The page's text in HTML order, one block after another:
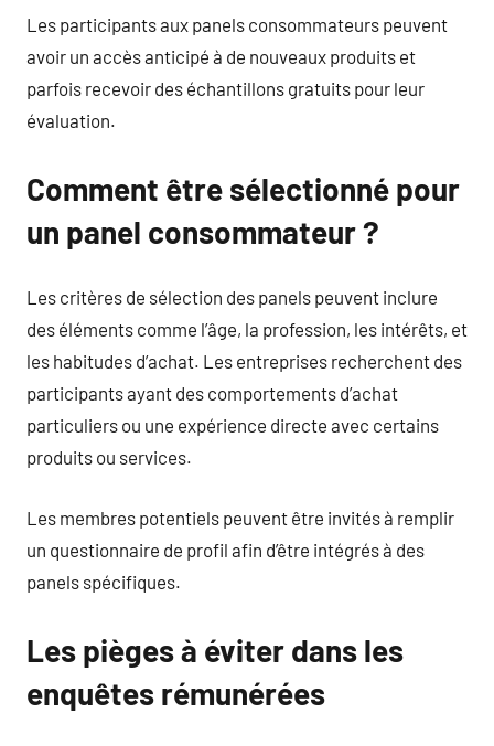
Les participants aux panels consommateurs peuvent
avoir un accès anticipé à de nouveaux produits et
parfois recevoir des échantillons gratuits pour leur
évaluation.
Comment être sélectionné pour
un panel consommateur ?
Les critères de sélection des panels peuvent inclure
des éléments comme l’âge, la profession, les intérêts, et
les habitudes d’achat. Les entreprises recherchent des
participants ayant des comportements d’achat
particuliers ou une expérience directe avec certains
produits ou services.
Les membres potentiels peuvent être invités à remplir
un questionnaire de profil afin d’être intégrés à des
panels spécifiques.
Les pièges à éviter dans les
enquêtes rémunérées